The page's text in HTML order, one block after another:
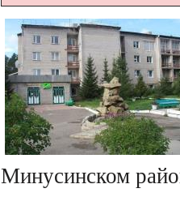
Минусинском